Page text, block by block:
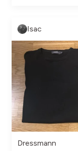
Isac
Dressmann